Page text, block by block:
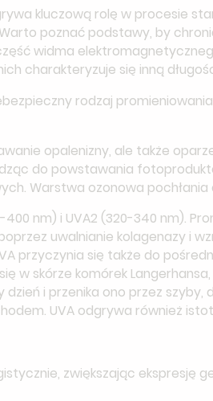
kluczową rolę w procesie
poznać podstawy, by
widma
charakteryzuje się inną
rodzaj
opalenizny, ale także
do powstawania
Warstwa ozonowa pochłania
400 nm) i UVA2 (320-340 nm).
uwalnianie kolagenazy i
przyczynia się także do
w skórze komórek
dzień i przenika ono przez
UVA odgrywa również
zwiększając